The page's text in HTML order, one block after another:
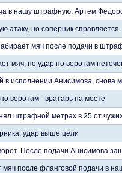
в нашу штрафную, Артем
атаку, но соперник справляется
мяч после подачи в
мяч, но удар по воротам
в исполнении Анисимова, снова
воротам - вратарь на месте
штрафной метрах в 25 от
удар выше цели
После подачи Анисимова
мяч после фланговой подачи в